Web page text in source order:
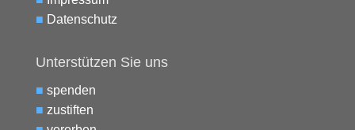
■ Datenschutz
Unterstützen Sie uns
■ spenden
■ zustiften